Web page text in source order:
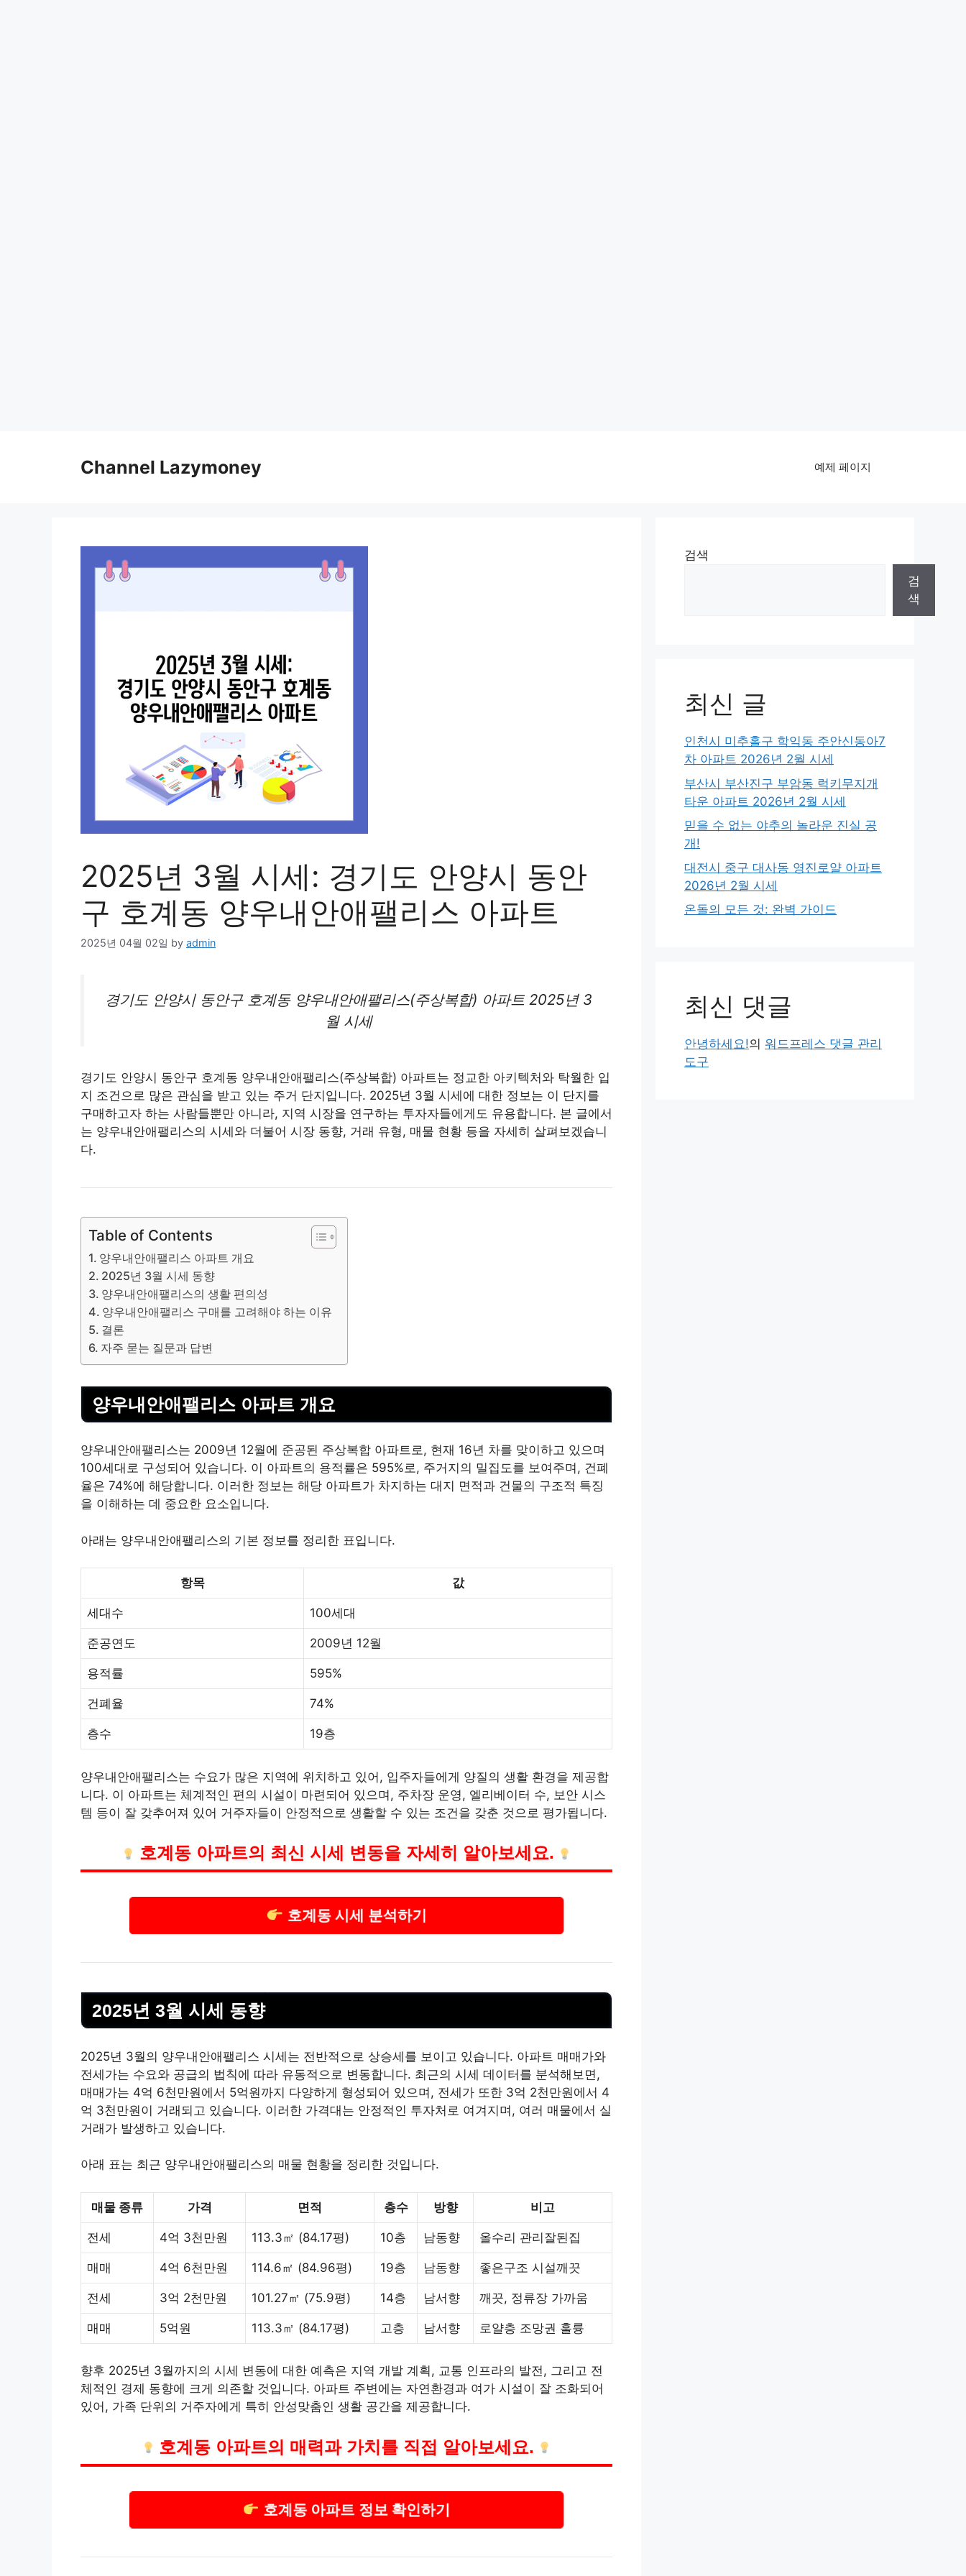
Channel Lazymoney 예제 페이지
2025년 3월 시세: 경기도 안양시 동안
구 호계동 양우내안애팰리스 아파트
2025년 04월 02일 by admin
경기도 안양시 동안구 호계동 양우내안애팰리스(주상복합) 아파트 2025년 3
월 시세
경기도 안양시 동안구 호계동 양우내안애팰리스(주상복합) 아파트 는 정교한 아키텍처와 탁월한 입
지 조건으로 많은 관심을 받고 있는 주거 단지입니다. 2025년 3월 시세에 대한 정보는 이 단지를
구매하고자 하는 사람들뿐만 아니라, 지역 시장을 연구하는 투자자들에게도 유용합니다. 본 글에서
는 양우내안애팰리스의 시세와 더불어 시장 동향, 거래 유형, 매물 현황 등을 자세히 살펴보겠습니
다.
Table of Contents
양우내안애팰리스 아파트 개요
2025년 3월 시세 동향
양우내안애팰리스의 생활 편의성
양우내안애팰리스 구매를 고려해야 하는 이유
결론
자주 묻는 질문과 답변
양우내안애팰리스 아파트 개요
양우내안애팰리스는 2009년 12월에 준공된 주상복합 아파트로, 현재 16년 차를 맞이하고 있으며
100세대로 구성되어 있습니다. 이 아파트의 용적률은 595%로, 주거지의 밀집도를 보여주며, 건폐
율은 74%에 해당합니다. 이러한 정보는 해당 아파트가 차지하는 대지 면적과 건물의 구조적 특징
을 이해하는 데 중요한 요소입니다.
아래는 양우내안애팰리스의 기본 정보를 정리한 표입니다.
항목 값
세대수 100세대
준공연도 2009년 12월
용적률 595%
건폐율 74%
층수 19층
양우내안애팰리스는 수요가 많은 지역에 위치하고 있어, 입주자들에게 양질의 생활 환경을 제공합
니다. 이 아파트는 체계적인 편의 시설이 마련되어 있으며, 주차장 운영, 엘리베이터 수, 보안 시스
템 등이 잘 갖추어져 있어 거주자들이 안정적으로 생활할 수 있는 조건을 갖춘 것으로 평가됩니다.
호계동 아파트의 최신 시세 변동을 자세히 알아보세요.
호계동 시세 분석하기
2025년 3월 시세 동향
2025년 3월의 양우내안애팰리스 시세는 전반적으로 상승세를 보이고 있습니다. 아파트 매매가와
전세가는 수요와 공급의 법칙에 따라 유동적으로 변동합니다. 최근의 시세 데이터를 분석해보면,
매매가는 4억 6천만원에서 5억원까지 다양하게 형성되어 있으며, 전세가 또한 3억 2천만원에서 4
억 3천만원이 거래되고 있습니다. 이러한 가격대는 안정적인 투자처로 여겨지며, 여러 매물에서 실
거래가 발생하고 있습니다.
아래 표는 최근 양우내안애팰리스의 매물 현황을 정리한 것입니다.
매물 종류 가격 면적 층수 방향 비고
전세 4억 3천만원 113.3㎡ (84.17평) 10층 남동향 올수리 관리잘된집
매매 4억 6천만원 114.6㎡ (84.96평) 19층 남동향 좋은구조 시설깨끗
전세 3억 2천만원 101.27㎡ (75.9평) 14층 남서향 깨끗, 정류장 가까움
매매 5억원 113.3㎡ (84.17평) 고층 남서향 로얄층 조망권 훌륭
향후 2025년 3월까지의 시세 변동에 대한 예측은 지역 개발 계획, 교통 인프라의 발전, 그리고 전
체적인 경제 동향에 크게 의존할 것입니다. 아파트 주변에는 자연환경과 여가 시설이 잘 조화되어
있어, 가족 단위의 거주자에게 특히 안성맞춤인 생활 공간을 제공합니다.
호계동 아파트의 매력과 가치를 직접 알아보세요.
호계동 아파트 정보 확인하기
검색
검
색
최신 글
인천시 미추홀구 학익동 주안신동아7
차 아파트 2026년 2월 시세
부산시 부산진구 부암동 럭키무지개
타운 아파트 2026년 2월 시세
믿을 수 없는 야추의 놀라운 진실 공
개!
대전시 중구 대사동 영진로얄 아파트
2026년 2월 시세
온돌의 모든 것: 완벽 가이드
최신 댓글
안녕하세요!의 워드프레스 댓글 관리
도구